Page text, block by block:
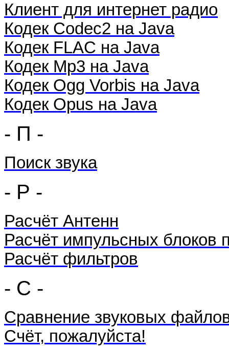
Клиент для интернет радио
Кодек Codec2 на Java
Кодек FLAC на Java
Кодек Mp3 на Java
Кодек Ogg Vorbis на Java
Кодек Opus на Java
- П -
Поиск звука
- Р -
Расчёт Антенн
Расчёт импульсных блоков
Расчёт фильтров
- С -
Сравнение звуковых
Счёт, пожалуйста!